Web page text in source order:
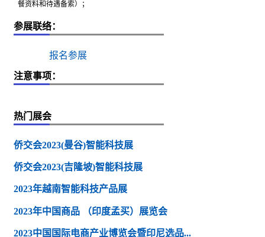
餐资料和待遇备索）；
参展联络：
报名参展
注意事项：
热门展会
侨交会2023(曼谷)智能科技展
侨交会2023(吉隆坡)智能科技展
2023年越南智能科技产品展
2023年中国商品 （印度孟买）展览会
2023中国国际电商产业博览会暨印尼选品...